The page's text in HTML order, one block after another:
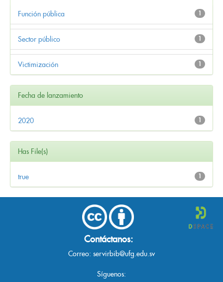
1
Función pública
1
Sector público
1
Victimización
Fecha de lanzamiento
1
2020
Has File(s)
1
true
Contáctanos:
Correo: servirbib@ufg.edu.sv
Síguenos: